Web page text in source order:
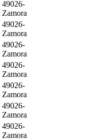
49026-
Zamora
49026-
Zamora
49026-
Zamora
49026-
Zamora
49026-
Zamora
49026-
Zamora
49026-
Zamora